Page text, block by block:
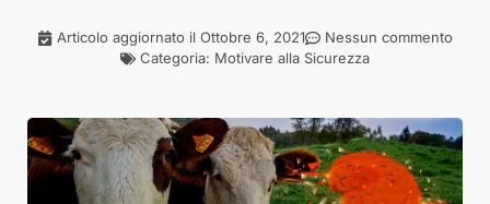
Articolo aggiornato il Ottobre 6, 2021
Nessun commento
Categoria: Motivare alla Sicurezza